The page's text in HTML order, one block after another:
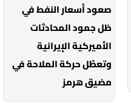
صعود أسعار النفط في
ظل جمود المحادثات
الأميركية الإيرانية
وتعطّل حركة الملاحة في
مضيق هرمز